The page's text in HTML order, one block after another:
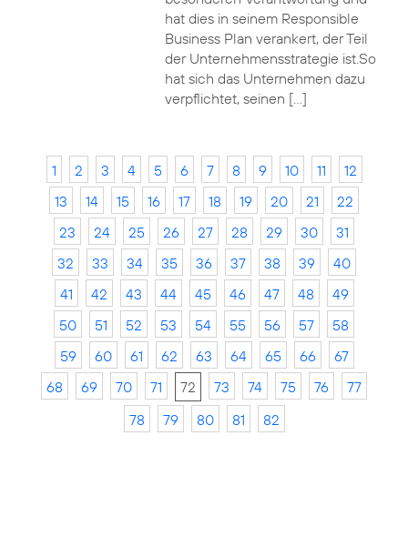
hat dies in seinem Responsible
Business Plan verankert, der Teil
der Unternehmensstrategie ist.So
hat sich das Unternehmen dazu
verpflichtet, seinen […]
1 2 3 4 5 6 7 8 9 10 11
12
13
14 15 16 17 18 19 20 21
22
23
24 25 26 27 28 29 30
31
32
33 34 35 36 37 38 39
40
41
42 43 44 45 46 47 48
49
50
51 52 53 54 55 56 57
58
59
60 61 62 63 64 65 66
67
68
69 70 71 72 73 74 75 76
77
78
79 80 81 82